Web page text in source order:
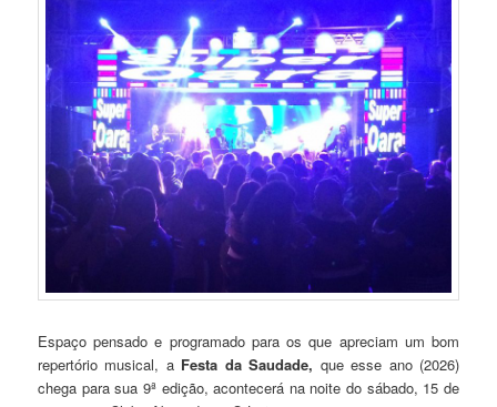
Espaço pensado e programado para os que apreciam um bom
repertório musical, a Festa da Saudade, que esse ano (2026)
chega para sua 9ª edição, acontecerá na noite do sábado, 15 de